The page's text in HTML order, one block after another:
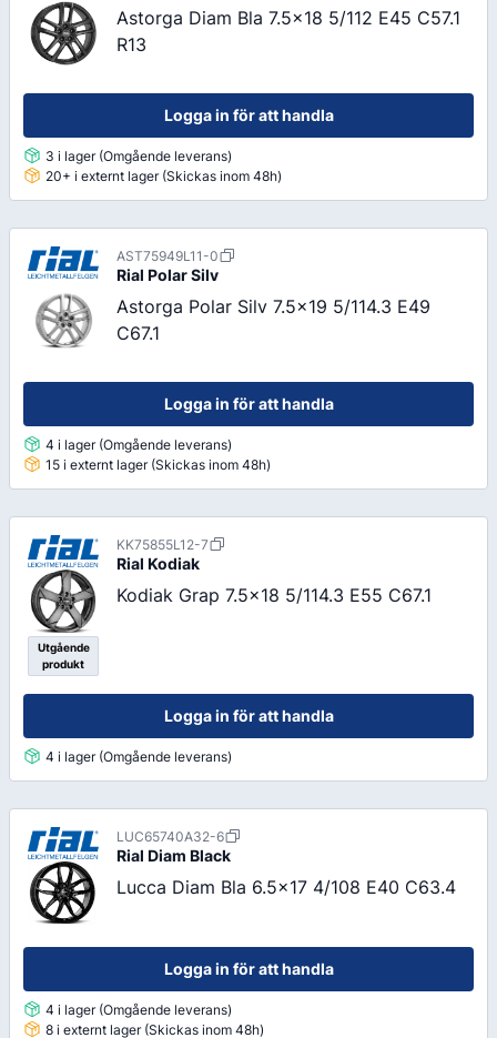
Astorga Diam Bla 7.5x18 5/112 E45 C57.1
R13
Logga in för att handla
3 i lager (Omgående leverans)
20+ i externt lager (Skickas inom 48h)
AST75949L11-0
Rial Polar Silv
Astorga Polar Silv 7.5x19 5/114.3 E49
C67.1
Logga in för att handla
4 i lager (Omgående leverans)
15 i externt lager (Skickas inom 48h)
Utgående
produkt
KK75855L12-7
Rial Kodiak
Kodiak Grap 7.5x18 5/114.3 E55 C67.1
Logga in för att handla
4 i lager (Omgående leverans)
LUC65740A32-6
Rial Diam Black
Lucca Diam Bla 6.5x17 4/108 E40 C63.4
Logga in för att handla
4 i lager (Omgående leverans)
8 i externt lager (Skickas inom 48h)